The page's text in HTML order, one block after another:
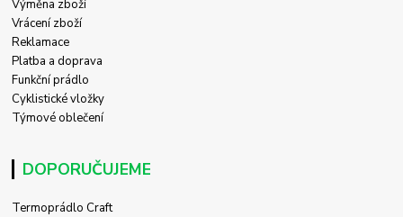
Výměna zboží
Vrácení zboží
Reklamace
Platba a doprava
Funkční prádlo
Cyklistické vložky
Týmové oblečení
DOPORUČUJEME
Termoprádlo Craft